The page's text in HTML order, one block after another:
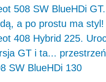
508 SW BlueHDi
a po prostu ma styl!
408 Hybrid 225.
GT i ta...
SW BlueHDi 130